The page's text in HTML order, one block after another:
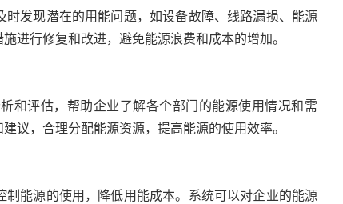
发现潜在的用能问题，如设备故障、线路漏损、能源
进行修复和改进，避免能源浪费和成本的增加。
和评估，帮助企业了解各个部门的能源使用情况和需
议，合理分配能源资源，提高能源的使用效率。
能源的使用，降低用能成本。系统可以对企业的能源